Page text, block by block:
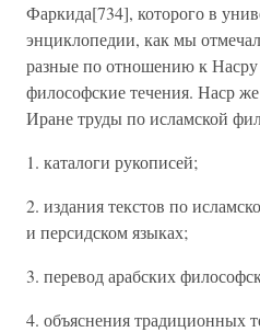
Фаркида[734], которого в
энциклопедии, как мы
разные по отношению к Насру
философские течения. Наср
Иране труды по исламской
1. каталоги рукописей;
2. издания текстов по
и персидском языках;
3. перевод арабских
4. объяснения традиционных